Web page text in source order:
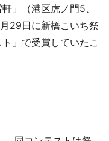
」（港区虎ノ門5、
29日に新橋こいち祭
」で受賞していたこ